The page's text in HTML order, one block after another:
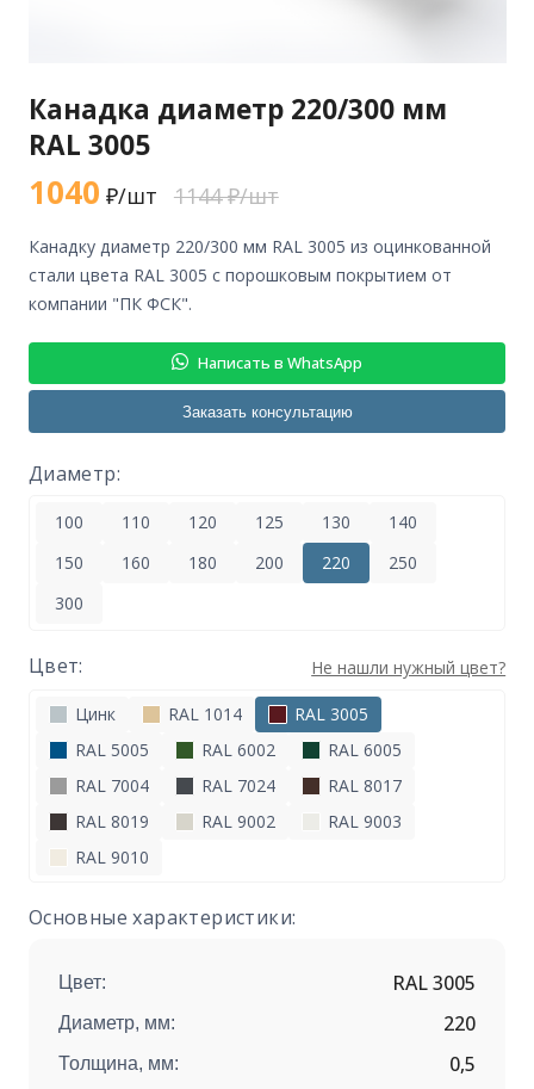
Канадка диаметр 220/300 мм
RAL 3005
1040 ₽/шт 1144 ₽/шт
канадку диаметр 220/300 мм RAL 3005 из оцинкованной
стали цвета RAL 3005 с порошковым покрытием от
компании "ПК ФСК".
Написать в WhatsApp
Заказать консультацию
Диаметр:
100 110 120 125 130
140
150
160 180 200 220
250
300
Цвет: Не нашли нужный цвет?
Цинк RAL 1014
RAL 3005
RAL 5005
RAL 6002
RAL 6005
RAL 7004
RAL 7024
RAL 8017
RAL 8019
RAL 9002
RAL 9003
RAL 9010
Основные характеристики:
Цвет: RAL 3005
Диаметр, мм: 220
Толщина, мм: 0,5